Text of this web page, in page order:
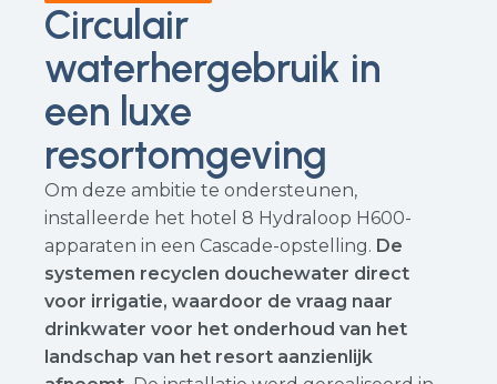
Circulair
waterhergebruik in
een luxe
resortomgeving
Om deze ambitie te ondersteunen,
installeerde het hotel 8 Hydraloop H600-
apparaten in een Cascade-opstelling. De
systemen recyclen douchewater direct
voor irrigatie, waardoor de vraag naar
drinkwater voor het onderhoud van het
landschap van het resort aanzienlijk